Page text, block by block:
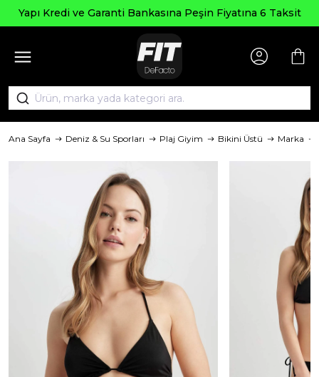
Kredi ve Garanti Bankasına Peşin Fiyatına 6 Taksit
Ana Sayfa Deniz & Su Sporları Plaj Giyim Bikini Üstü Marka